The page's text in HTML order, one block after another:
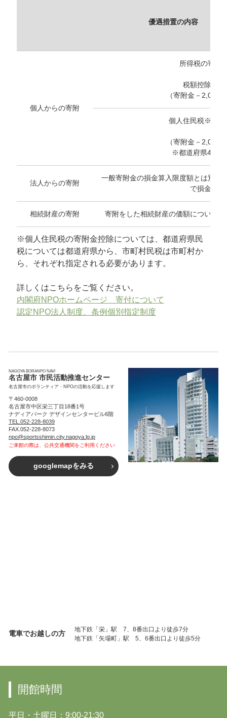
優遇措置の内容
個人からの寄附
所得税の寄附
税額控除の場
（寄附金－2,000
個人住民税※の寄
（寄附金－2,000
※都道府県4％＋
法人からの寄附
一般寄附金の損金算入限度額とは別に
で損金算入
相続財産の寄附 寄附をした相続財産の価額について
※個人住民税の寄附金控除については、都道府県民
税については都道府県から、市町村民税は市町村か
ら、それぞれ指定される必要があります。
詳しくはこちらをご覧ください。
内閣府NPOホームページ 寄付について
認定NPO法人制度、条例個別指定制度
NAGOYA BORANPO NAVI
名古屋市 市民活動推進センター
名古屋市のボランティア・NPOの活動を応援します
〒460-0008
名古屋市中区栄三丁目18番1号
ナディアパーク デザインセンタービル6階
TEL.052-228-8039
FAX.052-228-8073
npo@sportsshimin.city.nagoya.lg.jp
ご来館の際は、公共交通機関をご利用ください
googlemapをみる
電車でお越しの方
地下鉄「栄」駅 7、8番出口より徒歩7分
地下鉄「矢場町」駅 5、6番出口より徒歩5分
開館時間
平日・土曜日：9:00-21:30